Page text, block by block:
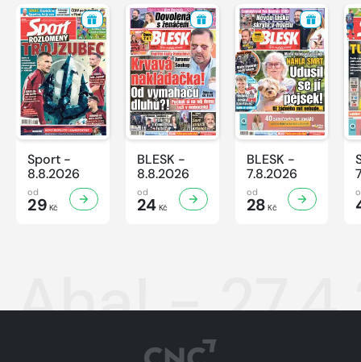
Sport -
8.8.2026
od
29 Kč
BLESK -
8.8.2026
od
24Kč
BLESK -
7.8.2026
od
28 Kč
Aha! -